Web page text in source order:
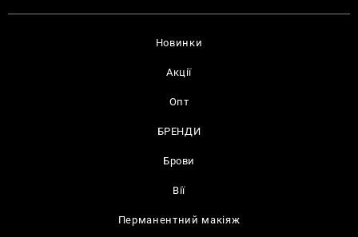
Новинки
Акції
Опт
БРЕНДИ
Брови
Вії
Перманентний макіяж